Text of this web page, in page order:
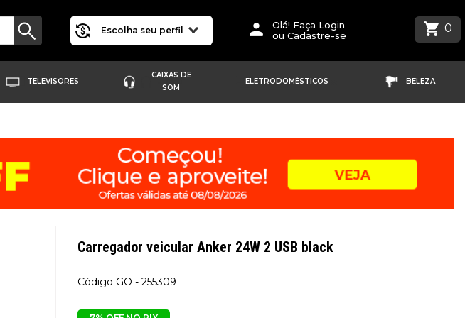
Escolha seu perfil
Olá! Faça Login
ou Cadastre-se
0
TELEVISORES
CAIXAS DE
SOM
ELETRODOMÉSTICOS BELEZA
Carregador veicular Anker 24W 2 USB black
GO - 255309